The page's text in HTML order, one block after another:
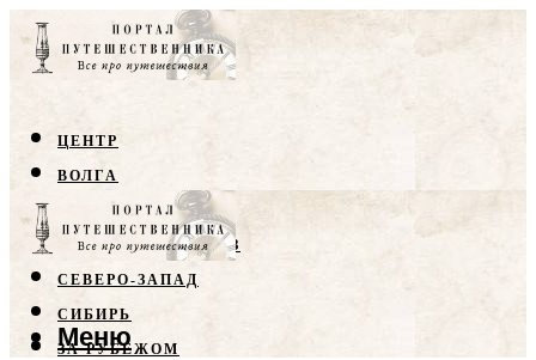
ЦЕНТР
ВОЛГА
КРЫМ
СЕВЕРНЫЙ КАВКАЗ
СЕВЕРО-ЗАПАД
СИБИРЬ
ЗА РУБЕЖОМ
Меню